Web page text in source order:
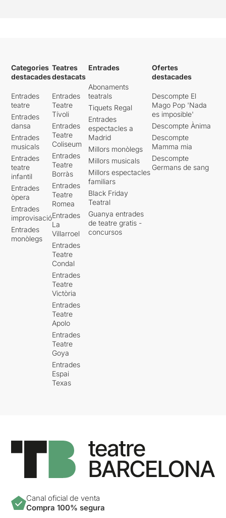
Categories
destacades
Entrades
teatre
Entrades
dansa
Entrades
musicals
Entrades
teatre
infantil
Entrades
òpera
Entrades
improvisació
Entrades
monòlegs
Teatres
destacats
Entrades
Teatre
Tívoli
Entrades
Teatre
Coliseum
Entrades
Teatre
Borràs
Entrades
Teatre
Romea
Entrades
La
Villarroel
Entrades
Teatre
Condal
Entrades
Teatre
Victòria
Entrades
Teatre
Apolo
Entrades
Teatre
Goya
Entrades
Espai
Texas
Entrades
Abonaments
teatrals
Tiquets Regal
Entrades
espectacles a
Madrid
Millors monòlegs
Millors musicals
Millors espectacles
familiars
Black Friday
Teatral
Guanya entrades
de teatre gratis -
concursos
Ofertes
destacades
Descompte El
Mago Pop 'Nada
es imposible'
Descompte Ànima
Descompte
Mamma mia
Descompte
Germans de sang
Canal oficial de venta
Compra 100% segura